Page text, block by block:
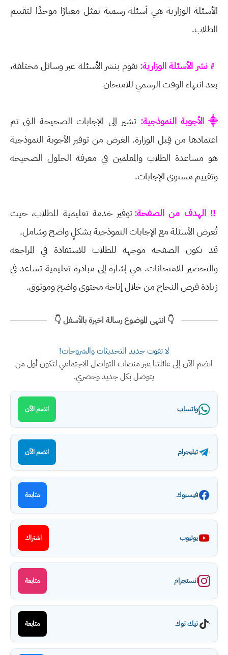
الأسئلة الوزارية هي أسئلة رسمية تمثل معيارًا موحدًا لتقييم
الطلاب.
﹟نشر الأسئلة الوزارية: نقوم بنشر الأسئلة عبر وسائل مختلفة،
بعد انتهاء الوقت الرسمي للامتحان
⸎ الأجوبة النموذجية: تشير إلى الإجابات الصحيحة التي تم
اعتمادها من قِبل الوزارة. الغرض من توفير الأجوبة النموذجية
هو مساعدة الطلاب والمعلمين في معرفة الحلول الصحيحة
وتقييم مستوى الإجابات.
‼ الهدف من الصفحة:توفير خدمة تعليمية للطلاب، حيث
تُعرض الأسئلة مع الإجابات النموذجية بشكلٍ واضح وشامل.
قد تكون الصفحة موجهة للطلاب للاستفادة في المراجعة
والتحضير للامتحانات. هي إشارة إلى مبادرة تعليمية تساعد في
زيادة فرص النجاح من خلال إتاحة محتوى واضح وموثوق.
👇 انتهى الموضوع رسالة اخيرة بالأسفل 👇
لا تفوت جديد التحديثات والشروحات!
انضم الآن إلى عائلتنا عبر منصات التواصل الاجتماعي لتكون أول من
يتوصل بكل جديد وحصري.
واتساب انضم الآن
تيليجرام انضم الآن
فيسبوك متابعة
يوتيوب اشتراك
انستجرام متابعة
تيك توك متابعة